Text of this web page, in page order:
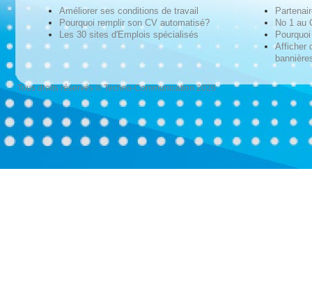
Améliorer ses conditions de travail
Pourquoi remplir son CV automatisé?
Les 30 sites d'Emplois spécialisés
No 1 au
Afficher
Tous droits réservés © Techno-Communication 2026